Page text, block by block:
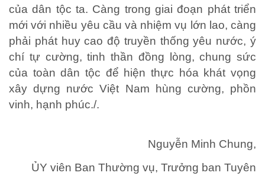
của dân tộc ta. Càng trong giai đoạn phát triển
mới với nhiều yêu cầu và nhiệm vụ lớn lao, càng
phải phát huy cao độ truyền thống yêu nước, ý
chí tự cường, tinh thần đồng lòng, chung sức
của toàn dân tộc để hiện thực hóa khát vọng
xây dựng nước Việt Nam hùng cường, phồn
vinh, hạnh phúc./.
Nguyễn Minh Chung,
ỦY viên Ban Thường vụ, Trưởng ban Tuyên